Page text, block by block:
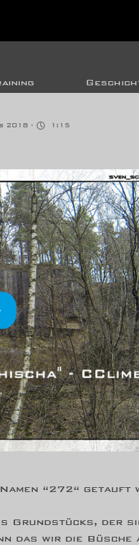
2018 · 1:15
“272“ getauft
Grundstücks, der
das wir die Büsche